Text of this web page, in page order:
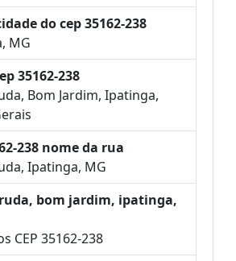
do cep 35162-238
MG
35162-238
Bom Jardim, Ipatinga,
238 nome da rua
Ipatinga, MG
bom jardim, ipatinga,
CEP 35162-238